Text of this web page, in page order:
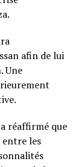
afin de lui
Une
réaffirmé que
les